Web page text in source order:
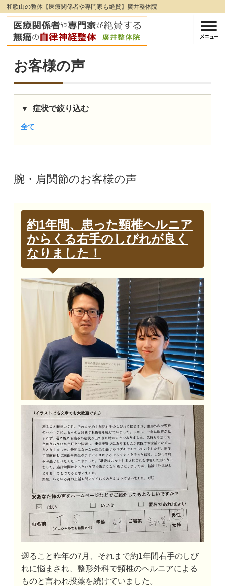
和歌山の整体【医療関係者や専門家も絶賛】廣井整体院
お客様の声
症状で絞り込む
全て
腕・肩関節のお客様の声
約1年間、患った頸椎ヘルニア
からくる右手のしびれが良く
なりました！
遡ること昨年の7月、それまで約1年間右手のしび
れに悩まされ、整形外科で頸椎のヘルニアによる
ものと言われ投薬を続けていました。